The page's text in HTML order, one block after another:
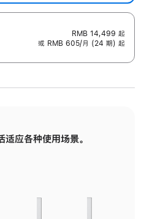
RMB 14,499 起
或 RMB 605/月 (24 期) 起
适应各种使用场景。